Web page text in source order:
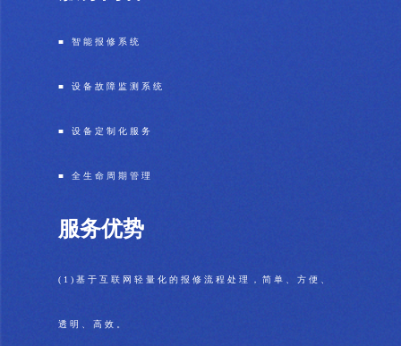
■ 智能报修系统
■ 设备故障监测系统
■ 设备定制化服务
■ 全生命周期管理
服务优势
(1)基于互联网轻量化的报修流程处理，简单、方便、
透明、高效。